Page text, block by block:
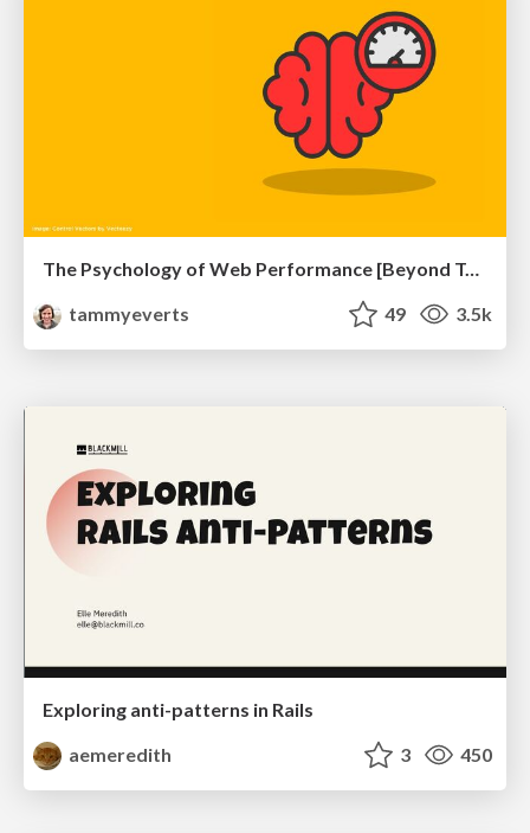
The Psychology of Web Performance [Beyond Tellerrand 2023]
tammyeverts
49 3.5k
Exploring anti-patterns in Rails
aemeredith
3 450